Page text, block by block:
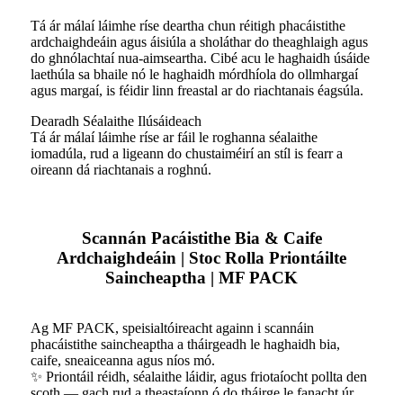
Tá ár málaí láimhe ríse deartha chun réitigh phacáistithe
ardchaighdeáin agus áisiúla a sholáthar do theaghlaigh agus
do ghnólachtaí nua-aimseartha. Cibé acu le haghaidh úsáide
laethúla sa bhaile nó le haghaidh mórdhíola do ollmhargaí
agus margaí, is féidir linn freastal ar do riachtanais éagsúla.
Dearadh Séalaithe Ilúsáideach
Tá ár málaí láimhe ríse ar fáil le roghanna séalaithe
iomadúla, rud a ligeann do chustaiméirí an stíl is fearr a
oireann dá riachtanais a roghnú.
Scannán Pacáistithe Bia & Caife
Ardchaighdeáin | Stoc Rolla Priontáilte
Saincheaptha | MF PACK
Ag MF PACK, speisialtóireacht againn i scannáin
phacáistithe saincheaptha a tháirgeadh le haghaidh bia,
caife, sneaiceanna agus níos mó.
✨ Priontáil réidh, séalaithe láidir, agus friotaíocht pollta den